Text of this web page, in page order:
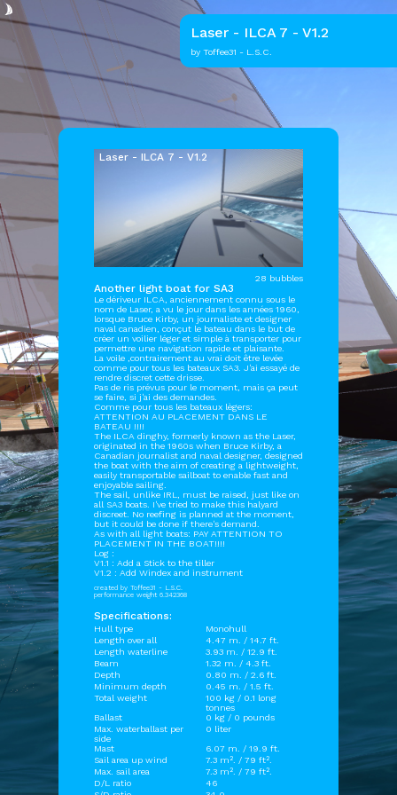
Laser - ILCA 7 - V1.2
by Toffee31 - L.S.C.
Laser - ILCA 7 - V1.2
28 bubbles
Another light boat for SA3
Le dériveur ILCA, anciennement connu sous le
nom de Laser, a vu le jour dans les années 1960,
lorsque Bruce Kirby, un journaliste et designer
naval canadien, conçut le bateau dans le but de
créer un voilier léger et simple à transporter pour
permettre une navigation rapide et plaisante.
La voile ,contrairement au vrai doit être levée
comme pour tous les bateaux SA3. J'ai essayé de
rendre discret cette drisse.
Pas de ris prévus pour le moment, mais ça peut
se faire, si j'ai des demandes.
Comme pour tous les bateaux lègers:
ATTENTION AU PLACEMENT DANS LE
BATEAU !!!!
The ILCA dinghy, formerly known as the Laser,
originated in the 1960s when Bruce Kirby, a
Canadian journalist and naval designer, designed
the boat with the aim of creating a lightweight,
easily transportable sailboat to enable fast and
enjoyable sailing.
The sail, unlike IRL, must be raised, just like on
all SA3 boats. I've tried to make this halyard
discreet. No reefing is planned at the moment,
but it could be done if there's demand.
As with all light boats: PAY ATTENTION TO
PLACEMENT IN THE BOAT!!!!
Log :
V1.1 : Add a Stick to the tiller
V1.2 : Add Windex and instrument
created by Toffee31 - L.S.C.
performance weight 6.342368
Specifications:
Hull type
Monohull
Length over all
4.47 m. / 14.7 ft.
Length waterline
3.93 m. / 12.9 ft.
Beam
1.32 m. / 4.3 ft.
Depth
0.80 m. / 2.6 ft.
Minimum depth
0.45 m. / 1.5 ft.
Total weight
100 kg / 0.1 long
tonnes
Ballast
0 kg / 0 pounds
Max. waterballast per
side
0 liter
Mast
6.07 m. / 19.9 ft.
Sail area up wind
7.3 m². / 79 ft².
Max. sail area
7.3 m². / 79 ft².
D/L ratio
46